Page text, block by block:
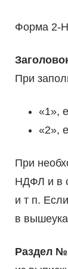
Форма 2-
При
«1»,
«2»,
При
НДФЛ и в
и т п.
в
Раздел